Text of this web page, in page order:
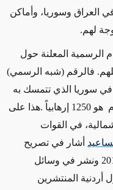
العراق وسوريا، وأماكن
لهم.
المعلنة حول
فالرقم (شبه الرسمي)
في سوريا الذي تتمسك به
المسؤولين الأردنيين حتى اليوم هو 1250 إرهابياً .هذا على
في القوات
أشار في تصريح
صحفي أصدره في منتصف شهر تموز 2018 ونشر في وسائل
المنتشرين